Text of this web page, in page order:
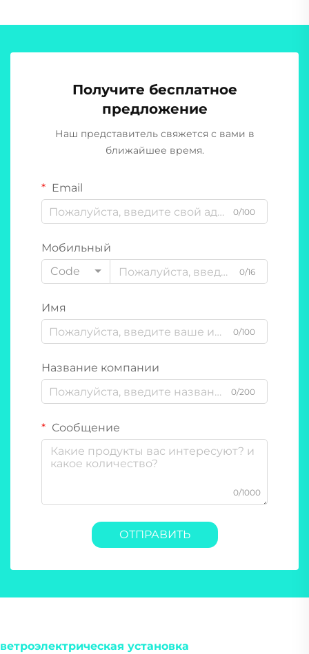
Получите бесплатное
предложение
Наш представитель свяжется с вами в
ближайшее время.
Email
0/100
Мобильный
Code
0/16
Имя
0/100
Название компании
0/200
Сообщение
0/1000
ОТПРАВИТЬ
ветроэлектрическая установка